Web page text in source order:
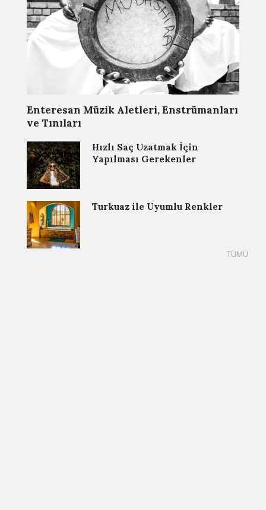
Enteresan Müzik Aletleri, Enstrümanları
ve Tınıları
Hızlı Saç Uzatmak İçin
Yapılması Gerekenler
Turkuaz ile Uyumlu Renkler